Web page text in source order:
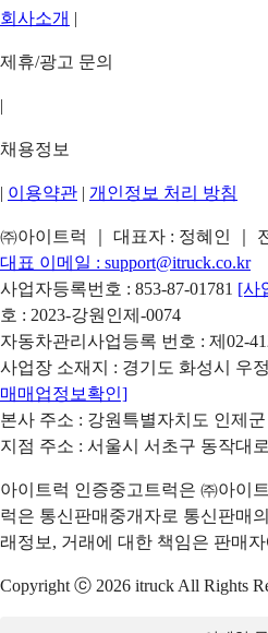
회사소개 |
제휴/광고 문의
|
채용정보
| 이용약관 | 개인정보 처리 방침
㈜아이트럭 ｜ 대표자 : 정혜인 ｜
대표 이메일 : support@itruck.co.kr
사업자등록번호 : 853-87-01781 [사
호 : 2023-강원인제-0074
자동차관리사업등록 번호 : 제02-
사업장 소재지 : 경기도 화성시 우
매매업정보확인]
본사 주소 : 강원특별자치도 인제군
지점 주소 : 서울시 서초구 동작대
아이트럭 인증중고트럭은 ㈜아이
럭은 통신판매중개자로 통신판매
래정보, 거래에 대한 책임은 판매
Copyright ⓒ 2026 itruck All Rights